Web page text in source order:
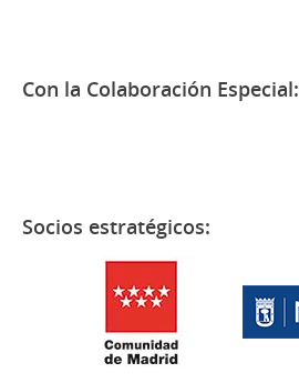
Con la Colaboración Especial:
Socios estratégicos: